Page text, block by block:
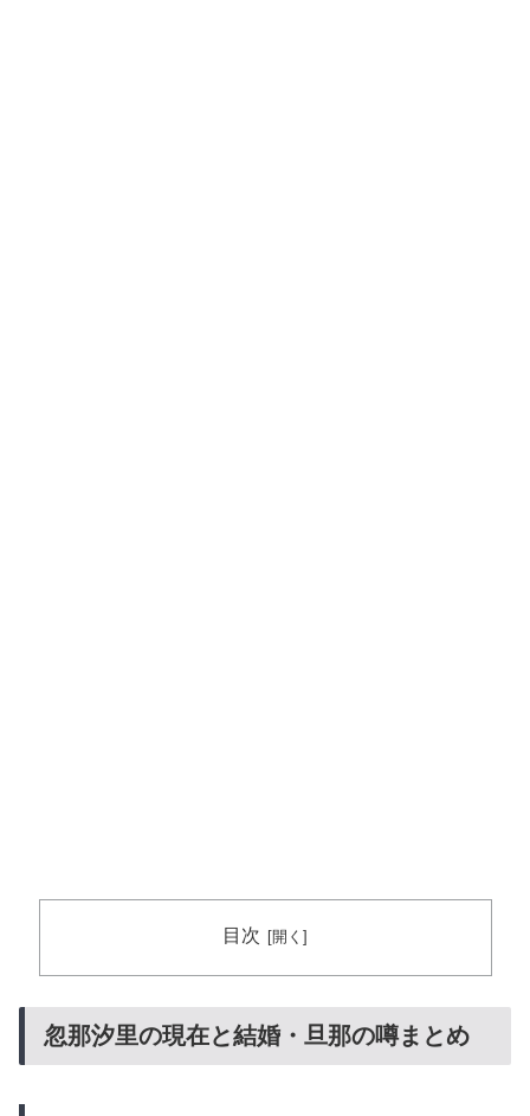
目次
忽那汐里の現在と結婚・旦那の噂まとめ